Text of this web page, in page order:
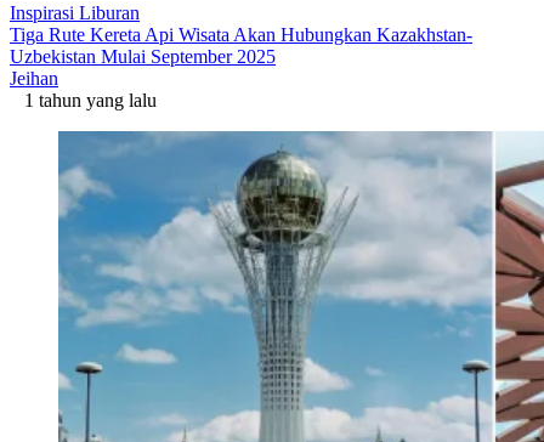
Inspirasi Liburan
Tiga Rute Kereta Api Wisata Akan Hubungkan Kazakhstan-
Uzbekistan Mulai September 2025
Jeihan
1 tahun yang lalu